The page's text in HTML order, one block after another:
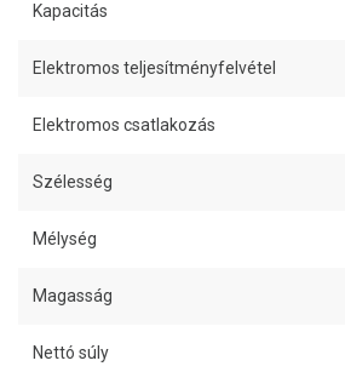
Kapacitás
Elektromos teljesítményfelvétel
Elektromos csatlakozás
Szélesség
Mélység
Magasság
Nettó súly